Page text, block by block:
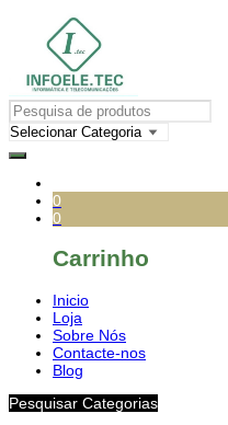
0
0
Carrinho
Inicio
Loja
Sobre Nós
Contacte-nos
Blog
Pesquisar Categorias